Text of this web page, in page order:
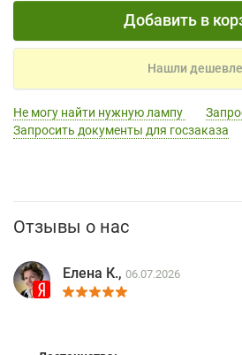
Добавить в
Нашли
Не могу найти нужную лампу
Запросить документы для госзаказа
Отзывы о нас
Елена К., 06.07.2026